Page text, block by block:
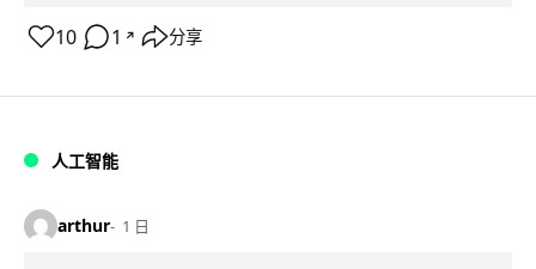
10 1 ↗ 分享
人工智能
arthur 1 日